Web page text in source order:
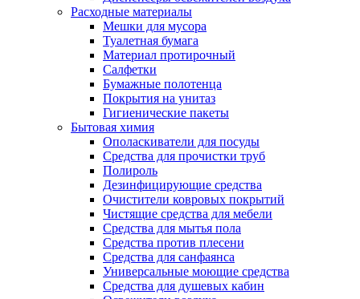
Расходные материалы
Мешки для мусора
Туалетная бумага
Материал протирочный
Салфетки
Бумажные полотенца
Покрытия на унитаз
Гигиенические пакеты
Бытовая химия
Ополаскиватели для посуды
Средства для прочистки труб
Полироль
Дезинфицирующие средства
Очистители ковровых покрытий
Чистящие средства для мебели
Средства для мытья пола
Средства против плесени
Средства для санфаянса
Универсальные моющие средства
Средства для душевых кабин